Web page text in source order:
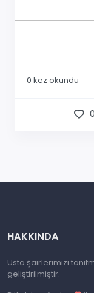
0 kez okundu
0
HAKKINDA
Usta şairlerimizi
geliştirilmiştir.